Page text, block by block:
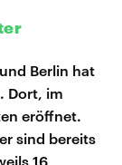
Berlin hat
Dort, im
eröffnet.
sind bereits
16